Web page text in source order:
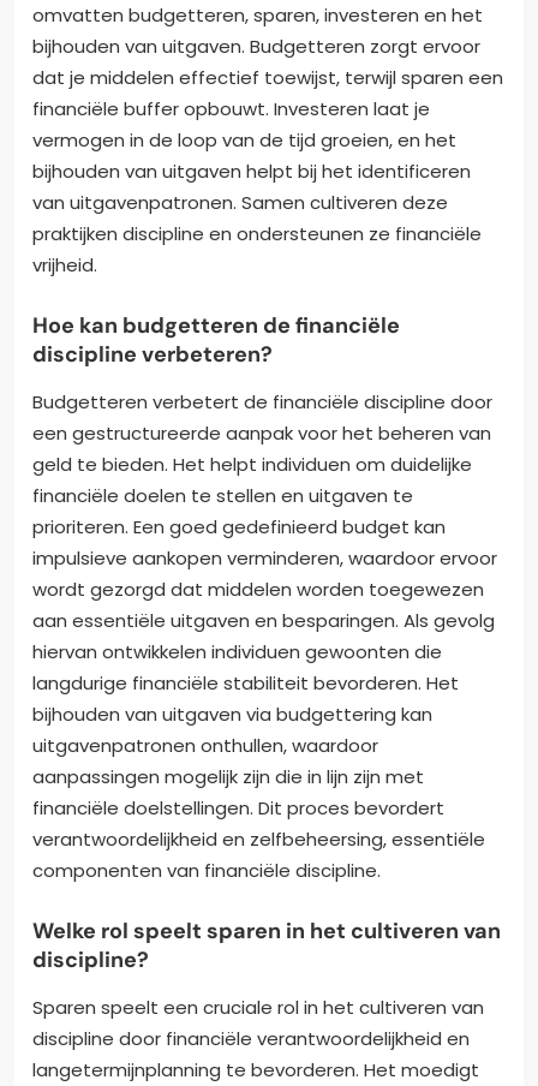
omvatten budgetteren, sparen, investeren en het
bijhouden van uitgaven. Budgetteren zorgt ervoor
dat je middelen effectief toewijst, terwijl sparen een
financiële buffer opbouwt. Investeren laat je
vermogen in de loop van de tijd groeien, en het
bijhouden van uitgaven helpt bij het identificeren
van uitgavenpatronen. Samen cultiveren deze
praktijken discipline en ondersteunen ze financiële
vrijheid.
Hoe kan budgetteren de financiële
discipline verbeteren?
Budgetteren verbetert de financiële discipline door
een gestructureerde aanpak voor het beheren van
geld te bieden. Het helpt individuen om duidelijke
financiële doelen te stellen en uitgaven te
prioriteren. Een goed gedefinieerd budget kan
impulsieve aankopen verminderen, waardoor ervoor
wordt gezorgd dat middelen worden toegewezen
aan essentiële uitgaven en besparingen. Als gevolg
hiervan ontwikkelen individuen gewoonten die
langdurige financiële stabiliteit bevorderen. Het
bijhouden van uitgaven via budgettering kan
uitgavenpatronen onthullen, waardoor
aanpassingen mogelijk zijn die in lijn zijn met
financiële doelstellingen. Dit proces bevordert
verantwoordelijkheid en zelfbeheersing, essentiële
componenten van financiële discipline.
Welke rol speelt sparen in het cultiveren van
discipline?
Sparen speelt een cruciale rol in het cultiveren van
discipline door financiële verantwoordelijkheid en
langetermijnplanning te bevorderen. Het moedigt